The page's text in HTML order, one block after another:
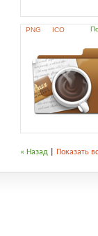
PNG ICO
« Назад Показать